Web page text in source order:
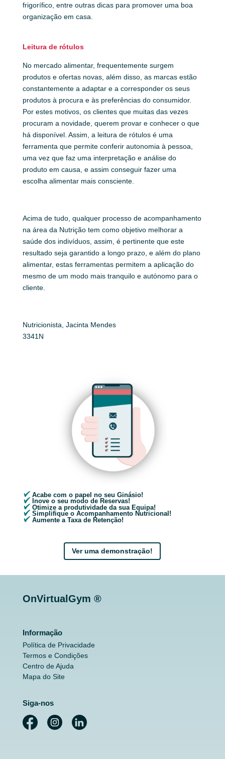
frigorífico, entre outras dicas para promover uma boa
organização em casa.
Leitura de rótulos
No mercado alimentar, frequentemente surgem
produtos e ofertas novas, além disso, as marcas estão
constantemente a adaptar e a corresponder os seus
produtos à procura e às preferências do consumidor.
Por estes motivos, os clientes que muitas das vezes
procuram a novidade, querem provar e conhecer o que
há disponível. Assim, a leitura de rótulos é uma
ferramenta que permite conferir autonomia à pessoa,
uma vez que faz uma interpretação e análise do
produto em causa, e assim conseguir fazer uma
escolha alimentar mais consciente.
Acima de tudo, qualquer processo de acompanhamento
na área da Nutrição tem como objetivo melhorar a
saúde dos indivíduos, assim, é pertinente que este
resultado seja garantido a longo prazo, e além do plano
alimentar, estas ferramentas permitem a aplicação do
mesmo de um modo mais tranquilo e autónomo para o
cliente.
Nutricionista, Jacinta Mendes
3341N
Acabe com o papel no seu Ginásio!
Inove o seu modo de Reservas!
Otimize a produtividade da sua Equipa!
Simplifique o Acompanhamento Nutricional!
Aumente a Taxa de Retenção!
Ver uma demonstração!
OnVirtualGym ®
Informação
Política de Privacidade
Termos e Condições
Centro de Ajuda
Mapa do Site
Siga-nos